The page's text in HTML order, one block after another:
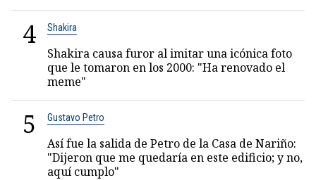
4 Shakira
Shakira causa furor al imitar una icónica foto
que le tomaron en los 2000: "Ha renovado el
meme"
5 Gustavo Petro
Así fue la salida de Petro de la Casa de Nariño:
"Dijeron que me quedaría en este edificio; y no,
aquí cumplo"